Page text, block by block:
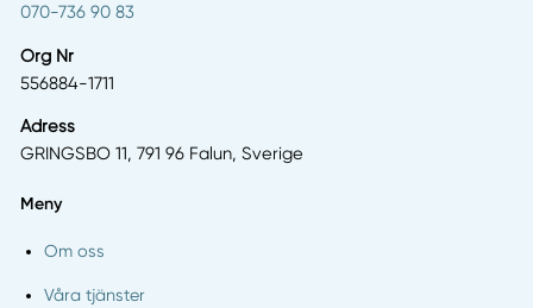
070-736 90 83
Org Nr
556884-1711
Adress
GRINGSBO 11, 791 96 Falun, Sverige
Meny
Om oss
Våra tjänster